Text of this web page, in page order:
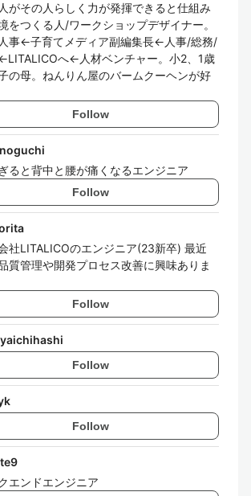
がその人らしく力が発揮できると仕組み
をつくる人/ワークショップデザイナー。
事←子育てメディア副編集長←人事/総務/
へ←人材ベンチャー。小2、1歳
の母。ねんりん屋のバームクーヘンが好
Follow
ると背中と腰が痛くなるエンジニア
Follow
社LITALICOのエンジニア(23新卒) 最近
質管理や開発プロセス改善に興味ありま
Follow
Follow
Follow
エンドエンジニア